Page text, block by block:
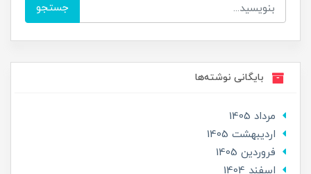
جستجو
بایگانی نوشته‌ها
مرداد 1405
ارديبهشت 1405
فروردین 1405